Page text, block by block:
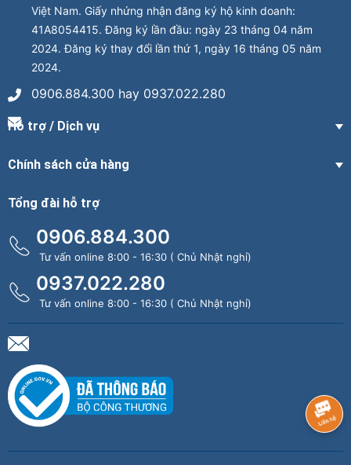
Việt Nam. Giấy nhứng nhận đăng ký hộ kinh doanh:
41A8054415. Đăng ký lần đầu: ngày 23 tháng 04 năm
2024. Đăng ký thay đổi lần thứ 1, ngày 16 tháng 05 năm
2024.
0906.884.300 hay 0937.022.280
Hỗ trợ / Dịch vụ
Chính sách cửa hàng
Tổng đài hỗ trợ
0906.884.300
Tư vấn online 8:00 - 16:30 ( Chủ Nhật nghỉ)
0937.022.280
Tư vấn online 8:00 - 16:30 ( Chủ Nhật nghỉ)